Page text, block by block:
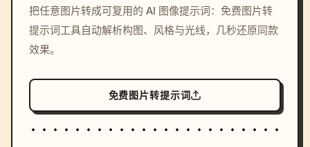
c, cyberpunk sunset, neon
colors, 8k --v 6.0
把任意图片转成可复用的 AI 图像提示词：免费图片转
提示词工具自动解析构图、风格与光线，几秒还原同款
效果。
免费图片转提示词